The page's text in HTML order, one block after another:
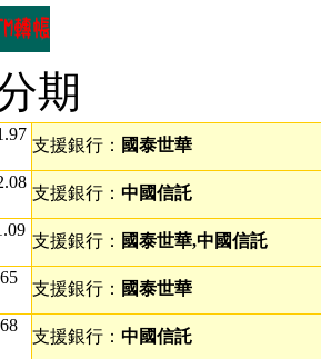
期
支援銀行： 國泰世華
支援銀行： 中國信託
支援銀行： 國泰世華,中國信託
支援銀行： 國泰世華
支援銀行： 中國信託